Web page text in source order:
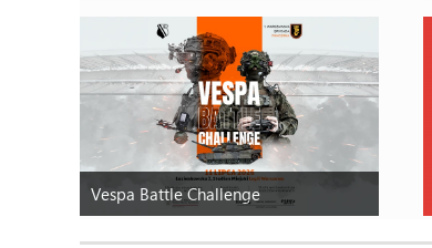
Vespa Battle Challenge